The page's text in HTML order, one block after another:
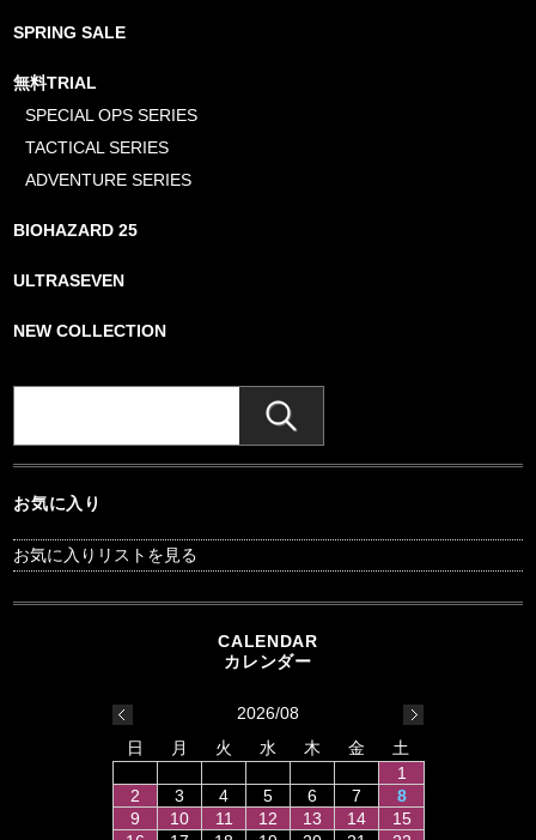
SPRING SALE
無料TRIAL
SPECIAL OPS SERIES
TACTICAL SERIES
ADVENTURE SERIES
BIOHAZARD 25
ULTRASEVEN
NEW COLLECTION
お気に入り
お気に入りリストを見る
2026/08
日
月 火 水 木 金
土
1
2
3 4 5 6 7
8
9
10 11 12 13 14
15